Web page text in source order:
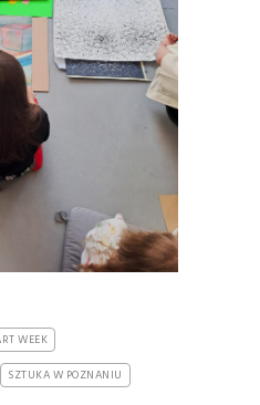
WEEK
SZTUKA W POZNANIU